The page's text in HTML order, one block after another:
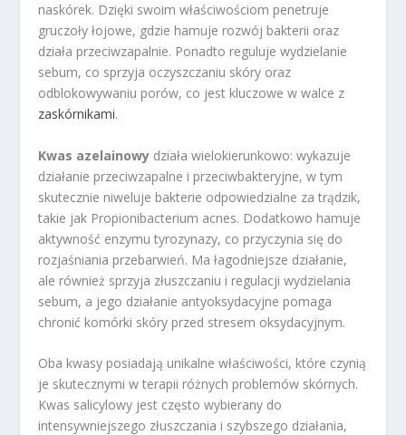
naskórek. Dzięki swoim właściwościom penetruje
gruczoły łojowe, gdzie hamuje rozwój bakterii oraz
działa przeciwzapalnie. Ponadto reguluje wydzielanie
sebum, co sprzyja oczyszczaniu skóry oraz
odblokowywaniu porów, co jest kluczowe w walce z
zaskórnikami.
Kwas azelainowy działa wielokierunkowo: wykazuje
działanie przeciwzapalne i przeciwbakteryjne, w tym
skutecznie niweluje bakterie odpowiedzialne za trądzik,
takie jak Propionibacterium acnes. Dodatkowo hamuje
aktywność enzymu tyrozynazy, co przyczynia się do
rozjaśniania przebarwień. Ma łagodniejsze działanie,
ale również sprzyja złuszczaniu i regulacji wydzielania
sebum, a jego działanie antyoksydacyjne pomaga
chronić komórki skóry przed stresem oksydacyjnym.
Oba kwasy posiadają unikalne właściwości, które czynią
je skutecznymi w terapii różnych problemów skórnych.
Kwas salicylowy jest często wybierany do
intensywniejszego złuszczania i szybszego działania,